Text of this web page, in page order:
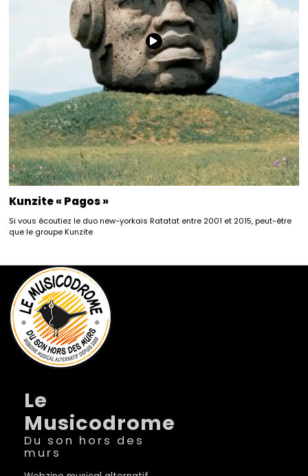
Kunzite « Pagos »
Si vous écoutiez le duo new-yorkais Ratatat entre 2001 et 2015, peut-être
que le groupe Kunzite
Le
Musicodrome
Du son hors des
murs